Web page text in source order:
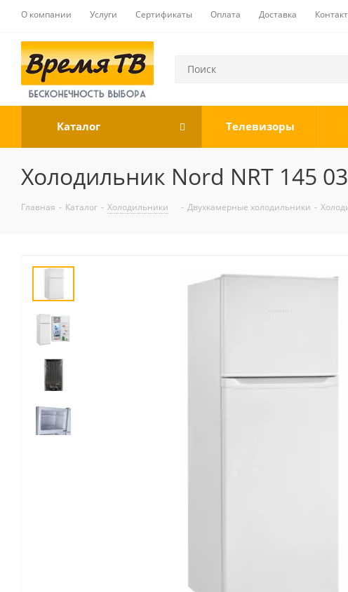
О компании Услуги Сертификаты Оплата Доставка
Каталог Телевизоры
Холодильник Nord NRT 145
Главная - Каталог - Холодильники - Двухкамерные холодильники -